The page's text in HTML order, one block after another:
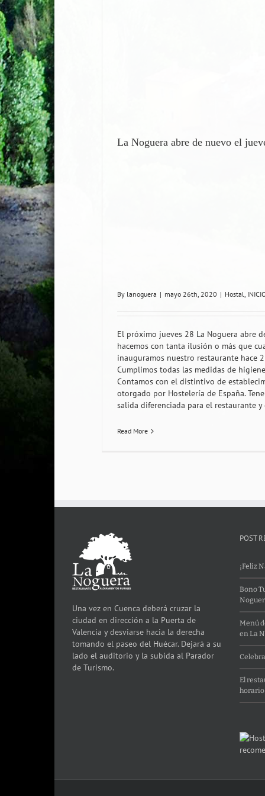
La Noguera abre de nuevo el
By lanoguera | mayo 26th, 2020 | Hostal,
El próximo jueves 28 La Noguera abre
hacemos con tanta ilusión o más que
inauguramos nuestro restaurante hace
Cumplimos todas las medidas de
Contamos con el distintivo de
otorgado por Hostelería de España.
salida diferenciada para el restaurante y
Read More
Una vez en Cuenca deberá cruzar la
ciudad en dirección a la Puerta de
Valencia y desviarse hacia la derecha
tomando el paseo del Huécar. Dejará a su
lado el auditorio y la subida al Parador
de Turismo.
POST
¡Feliz
Bono
Menú
en La
El